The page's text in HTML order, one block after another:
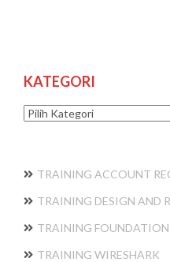
KATEGORI
Kategori
TRAINING ACCOUNT
TRAINING DESIGN AND
TRAINING FOUNDATION
TRAINING WIRESHARK